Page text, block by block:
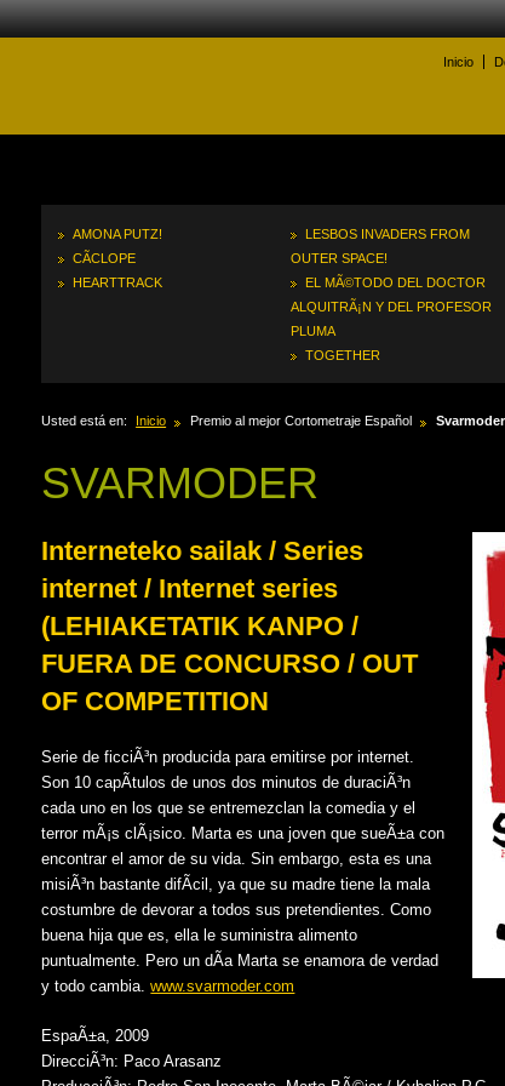
Inicio
AMONA PUTZ!
CÃ­CLOPE
HEARTTRACK
LESBOS INVADERS FROM
OUTER SPACE!
EL MÃ©TODO DEL DOCTOR
ALQUITRÃ¡N Y DEL PROFESOR
PLUMA
TOGETHER
Usted está en: Inicio Premio al mejor Cortometraje Español Svarmoder
SVARMODER
Interneteko sailak / Series
internet / Internet series
(LEHIAKETATIK KANPO /
FUERA DE CONCURSO / OUT
OF COMPETITION
Serie de ficciÃ³n producida para emitirse por internet.
Son 10 capÃ­tulos de unos dos minutos de duraciÃ³n
cada uno en los que se entremezclan la comedia y el
terror mÃ¡s clÃ¡sico. Marta es una joven que sueÃ±a con
encontrar el amor de su vida. Sin embargo, esta es una
misiÃ³n bastante difÃ­cil, ya que su madre tiene la mala
costumbre de devorar a todos sus pretendientes. Como
buena hija que es, ella le suministra alimento
puntualmente. Pero un dÃ­a Marta se enamora de verdad
y todo cambia.www.svarmoder.com
EspaÃ±a, 2009
DirecciÃ³n: Paco Arasanz